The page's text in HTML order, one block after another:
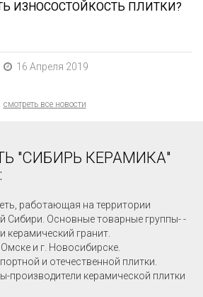
ИЗНОСОСТОЙКОСТЬ ПЛИТКИ?
16 Апреля 2019
смотреть все новости
"СИБИРЬ КЕРАМИКА"
работающая на территории
Сибири. Основные товарные группы- -
керамический гранит.
и г. Новосибирске.
и отечественной плитки.
производители керамической плитки